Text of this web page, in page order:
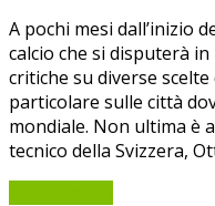
A pochi mesi dall’inizio
calcio che si disputerà
critiche su diverse
particolare sulle città
mondiale. Non ultima è
tecnico della Svizzera,